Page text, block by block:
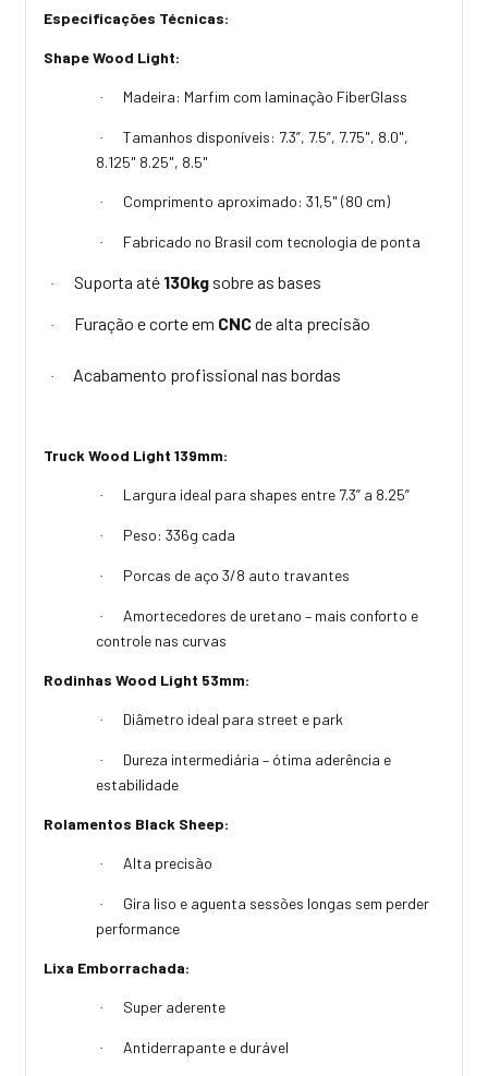
Especificações Técnicas:
Shape Wood Light:
· Madeira: Marfim com laminação FiberGlass
·
Tamanhos disponíveis: 7.3”, 7.5”, 7.75", 8.0",
8.125" 8.25", 8.5"
· Comprimento aproximado: 31,5" (80 cm)
· Fabricado no Brasil com tecnologia de ponta
· Suporta até 130kg sobre as bases
· Furação e corte em CNCde alta precisão
· Acabamento profissional nas bordas
Truck Wood Light 139mm:
· Largura ideal para shapes entre 7.3” a 8.25”
· Peso: 336g cada
· Porcas de aço 3/8 auto travantes
·
Amortecedores de uretano – mais conforto e
controle nas curvas
Rodinhas Wood Light 53mm:
· Diâmetro ideal para street e park
·
Dureza intermediária – ótima aderência e
estabilidade
Rolamentos Black Sheep:
· Alta precisão
·
Gira liso e aguenta sessões longas sem perder
performance
Lixa Emborrachada:
· Super aderente
· Antiderrapante e durável